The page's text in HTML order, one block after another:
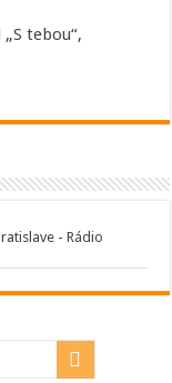
tebou“,
- Rádio